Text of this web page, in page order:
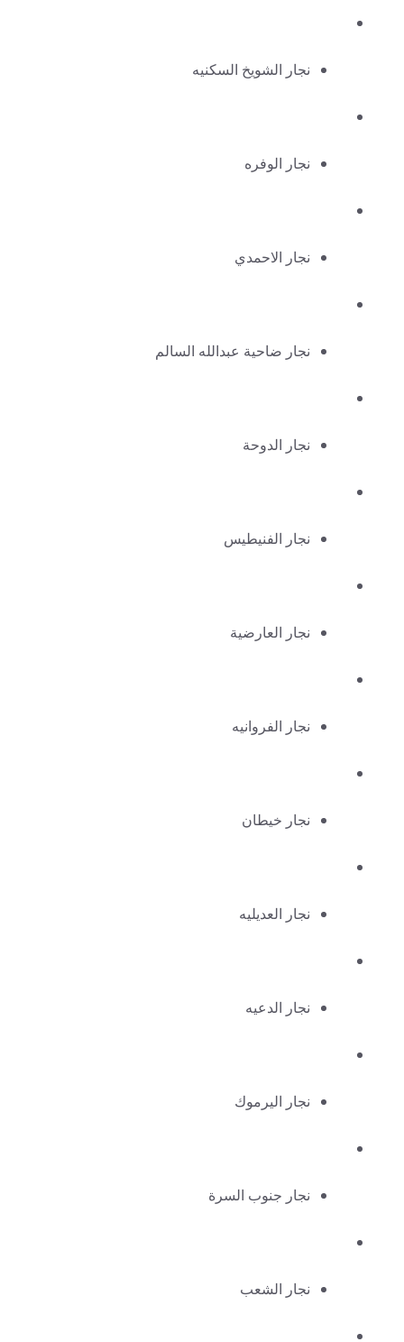
نجار الشويخ السكنيه
نجار الوفره
نجار الاحمدي
نجار ضاحية عبدالله السالم
نجار الدوحة
نجار الفنيطيس
نجار العارضية
نجار الفروانيه
نجار خيطان
نجار العديليه
نجار الدعيه
نجار اليرموك
نجار جنوب السرة
نجار الشعب